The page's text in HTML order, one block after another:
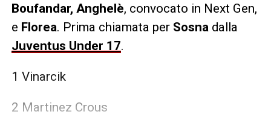
Boufandar, Anghelè, convocato in Next Gen,
e Florea. Prima chiamata per Sosna dalla
Juventus Under 17.
1 Vinarcik
2 Martinez Crous